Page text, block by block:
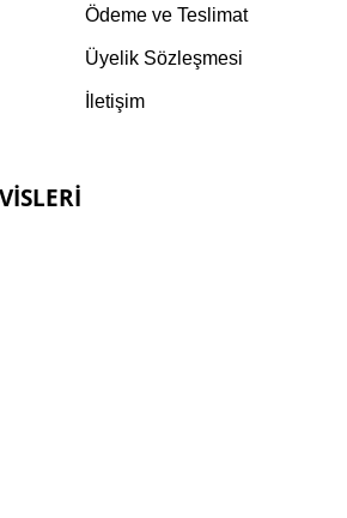
Ödeme ve Teslimat
Üyelik Sözleşmesi
İletişim